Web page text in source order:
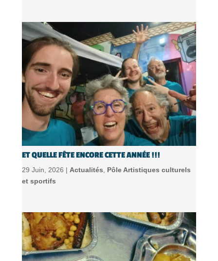
ET QUELLE FÊTE ENCORE CETTE ANNÉE !!!
29 Juin, 2026 | Actualités
Pôle Artistiques culturels
et sportifs